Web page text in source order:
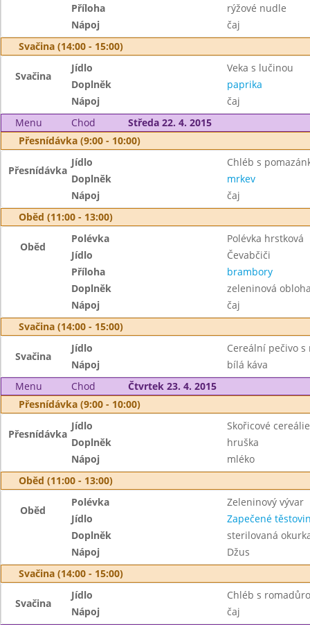
Příloha
rýžové nudle
Nápoj
čaj
Svačina (14:00 - 15:00)
Svačina
Jídlo
Veka s lučinou
Doplněk
paprika
Nápoj
čaj
Menu
Chod
Středa 22. 4. 2015
Přesnídávka (9:00 - 10:00)
Přesnídávka
Jídlo
Chléb s
Doplněk
mrkev
Nápoj
čaj
Oběd (11:00 - 13:00)
Oběd
Polévka
Polévka hrstková
Jídlo
Čevabčiči
Příloha
brambory
Doplněk
zeleninová
Nápoj
čaj
Svačina (14:00 - 15:00)
Svačina
Jídlo
Cereální pečivo
Nápoj
bílá káva
Menu
Chod
Čtvrtek 23. 4. 2015
Přesnídávka (9:00 - 10:00)
Přesnídávka
Jídlo
Skořicové cereálie
Doplněk
hruška
Nápoj
mléko
Oběd (11:00 - 13:00)
Oběd
Polévka
Zeleninový vývar
Jídlo
Zapečené
Doplněk
sterilovaná
Nápoj
Džus
Svačina (14:00 - 15:00)
Svačina
Jídlo
Chléb s
Nápoj
čaj